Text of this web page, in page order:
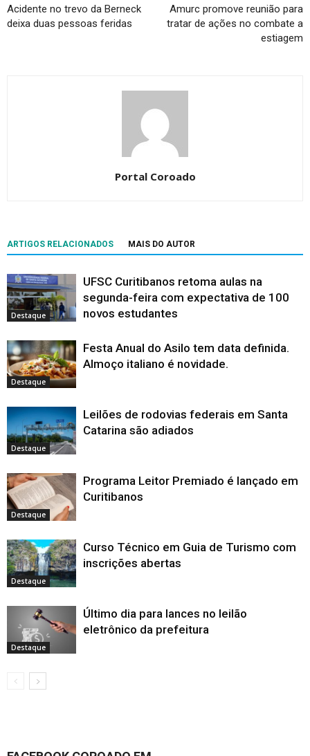
Acidente no trevo da Berneck
deixa duas pessoas feridas
Amurc promove reunião para
tratar de ações no combate a
estiagem
Portal Coroado
ARTIGOS RELACIONADOS MAIS DO AUTOR
Destaque
UFSC Curitibanos retoma aulas na
segunda-feira com expectativa de 100
novos estudantes
Destaque
Festa Anual do Asilo tem data definida.
Almoço italiano é novidade.
Destaque
Leilões de rodovias federais em Santa
Catarina são adiados
Destaque
Programa Leitor Premiado é lançado em
Curitibanos
Destaque
Curso Técnico em Guia de Turismo com
inscrições abertas
Destaque
Último dia para lances no leilão
eletrônico da prefeitura